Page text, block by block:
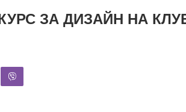
ЗА ДИЗАЙН НА